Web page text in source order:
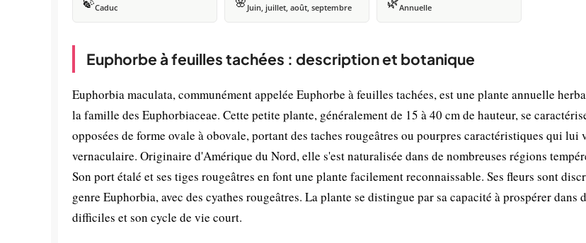
Caduc Juin, juillet, août, septembre Annuelle
Euphorbe à feuilles tachées : description et botanique
Euphorbia maculata, communément appelée Euphorbe à feuilles tachées, est une plante annuelle
la famille des Euphorbiaceae. Cette petite plante, généralement de 15 à 40 cm de hauteur, se
opposées de forme ovale à obovale, portant des taches rougeâtres ou pourpres caractéristiques qui lui
vernaculaire. Originaire d'Amérique du Nord, elle s'est naturalisée dans de nombreuses régions
Son port étalé et ses tiges rougeâtres en font une plante facilement reconnaissable. Ses fleurs sont
genre Euphorbia, avec des cyathes rougeâtres. La plante se distingue par sa capacité à prospérer dans
difficiles et son cycle de vie court.